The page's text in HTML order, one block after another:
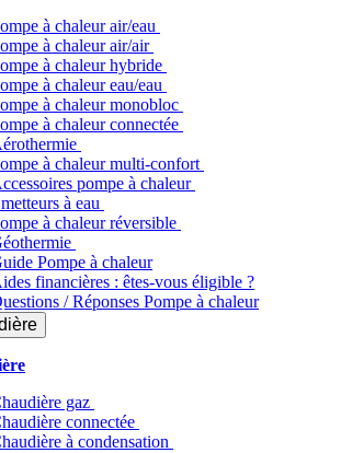
à chaleur air/eau
à chaleur air/air
à chaleur hybride
à chaleur​ eau/eau
à chaleur monobloc
à chaleur connectée
à chaleur multi-confort
pompe à chaleur
à eau
à chaleur réversible
Pompe à chaleur
financières : êtes-vous éligible ?
/ Réponses Pompe à chaleur
gaz
connectée
à condensation